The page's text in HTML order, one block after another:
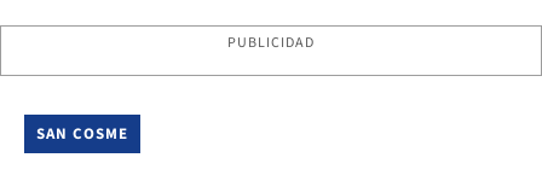
PUBLICIDAD
SAN COSME